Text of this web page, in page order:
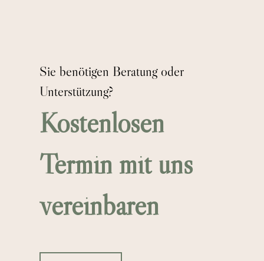
Sie benötigen Beratung oder
Unterstützung?
Kostenlosen
Termin mit uns
vereinbaren